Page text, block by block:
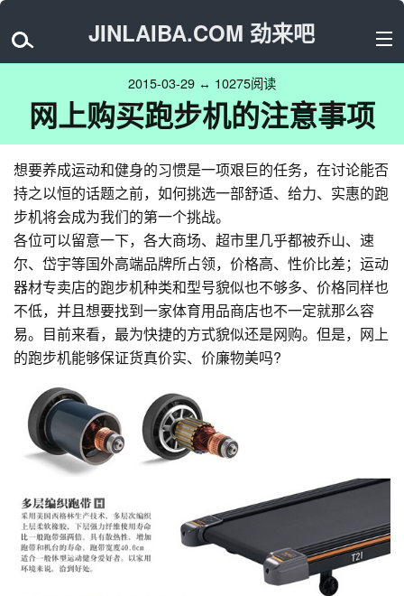
JINLAIBA.COM 劲来吧
2015-03-29 ↔ 10275阅读
网上购买跑步机的注意事项
想要养成运动和健身的习惯是一项艰巨的任务，在讨论能否
持之以恒的话题之前，如何挑选一部舒适、给力、实惠的跑
步机将会成为我们的第一个挑战。
各位可以留意一下，各大商场、超市里几乎都被乔山、速
尔、岱宇等国外高端品牌所占领，价格高、性价比差；运动
器材专卖店的跑步机种类和型号貌似也不够多、价格同样也
不低，并且想要找到一家体育用品商店也不一定就那么容
易。目前来看，最为快捷的方式貌似还是网购。但是，网上
的跑步机能够保证货真价实、价廉物美吗?